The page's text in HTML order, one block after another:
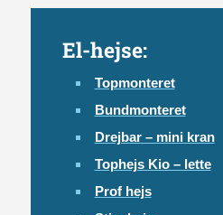
El-hejse:
Topmonteret
Bundmonteret
Drejbar – mini kran
Tophejs Kio – lette
Prof hejs